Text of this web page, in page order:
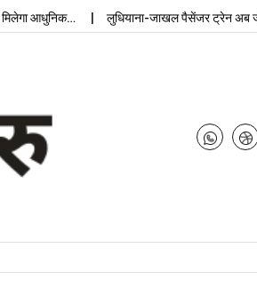
आधुनिक… लुधियाना-जाखल पैसेंजर ट्रेन अब जींद